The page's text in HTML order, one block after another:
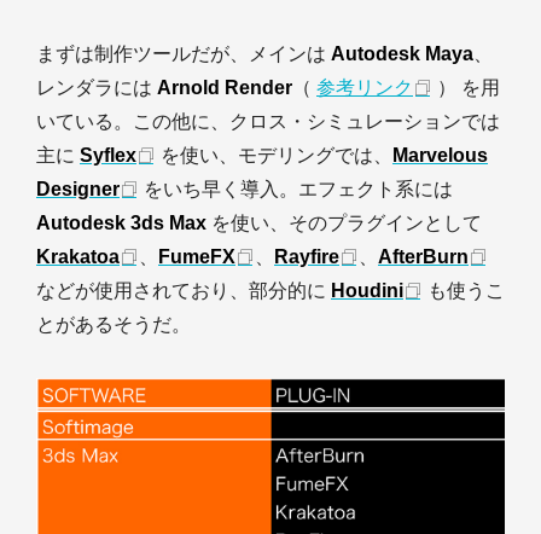
まずは制作ツールだが、メインは Autodesk Maya
レンダラには Arnold Render （ 参考リンク
） を用
いている。この他に、クロス・シミュレーションでは
主に Syflex を使い、モデリングでは、
Marvelous
Designer
をいち早く導入。エフェクト系には
Autodesk 3ds Max を使い、そのプラグインとして
Krakatoa
FumeFX Rayfire
AfterBurn
などが使用されており、部分的に Houdini
も使うこ
とがあるそうだ。